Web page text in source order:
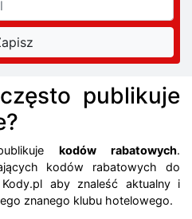
publikuje
kodów rabatowych.
kodów rabatowych do
aby znaleść aktualny i
znanego klubu hotelowego.